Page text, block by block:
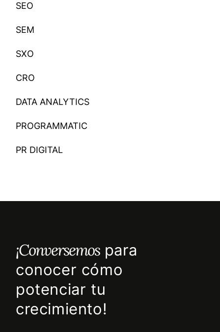
SEO
SEM
SXO
CRO
DATA ANALYTICS
PROGRAMMATIC
PR DIGITAL
¡Conversemospara
conocer cómo
potenciar tu
crecimiento!